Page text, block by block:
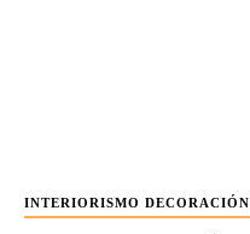
INTERIORISMO DECORACIÓN